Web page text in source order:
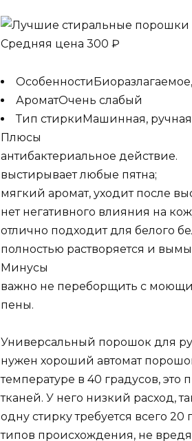
Средняя цена 300 ₽
АроматОчень слабый
Тип стиркиМашинная, ручная
Плюсы
антибактериальное действие.
выстирывает любые пятна;
мягкий аромат, уходит после
нет негативного влияния на
отлично подходит для белого
полностью растворяется и
Минусы
важно не переборщить с
пены.
Универсальный порошок для
нужен хороший автомат
температуре в 40 градусов,
тканей. У него низкий расход,
одну стирку требуется всего
типов происхождения, не